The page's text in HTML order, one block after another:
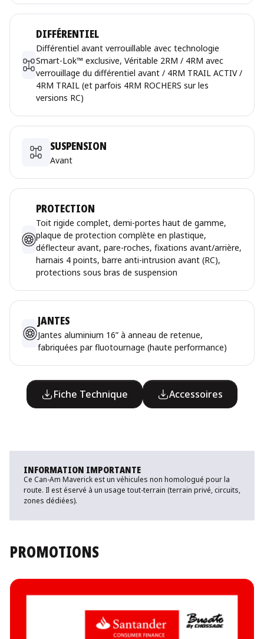
DIFFÉRENTIEL
Différentiel avant verrouillable avec technologie
Smart-Lok™ exclusive, Véritable 2RM / 4RM avec
verrouillage du différentiel avant / 4RM TRAIL ACTIV /
4RM TRAIL (et parfois 4RM ROCHERS sur les
versions RC)
SUSPENSION
Avant
PROTECTION
Toit rigide complet, demi-portes haut de gamme,
plaque de protection complète en plastique,
déflecteur avant, pare-roches, fixations avant/arrière,
harnais 4 points, barre anti-intrusion avant (RC),
protections sous bras de suspension
JANTES
Jantes aluminium 16” à anneau de retenue,
fabriquées par fluotournage (haute performance)
Fiche Technique Accessoires
INFORMATION IMPORTANTE
Ce Can-Am Maverick est un véhicules non homologué pour la
route. Il est éservé à un usage tout-terrain (terrain privé, circuits,
zones dédiées).
PROMOTIONS